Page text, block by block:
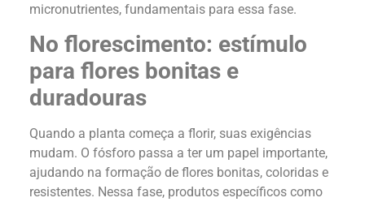
micronutrientes, fundamentais para essa fase.
No florescimento: estímulo
para flores bonitas e
duradouras
Quando a planta começa a florir, suas exigências
mudam. O fósforo passa a ter um papel importante,
ajudando na formação de flores bonitas, coloridas e
resistentes. Nessa fase, produtos específicos como